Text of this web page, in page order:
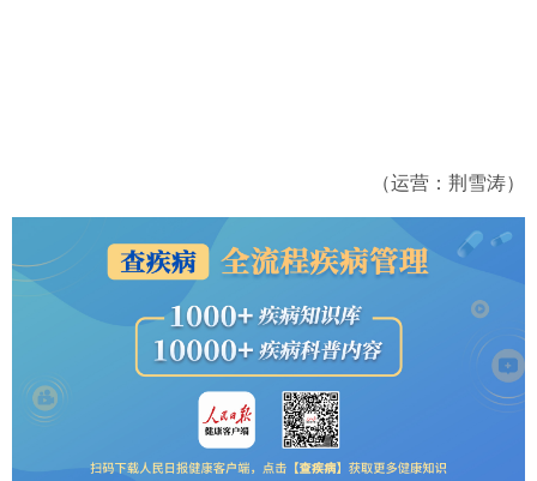
（运营：荆雪涛）